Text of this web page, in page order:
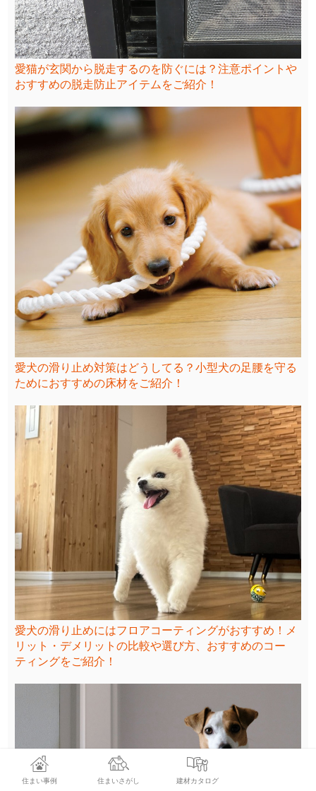
愛猫が玄関から脱走するのを防ぐには？注意ポイントや
おすすめの脱走防止アイテムをご紹介！
愛犬の滑り止め対策はどうしてる？小型犬の足腰を守る
ためにおすすめの床材をご紹介！
愛犬の滑り止めにはフロアコーティングがおすすめ！メ
リット・デメリットの比較や選び方、おすすめのコー
ティングをご紹介！
住まい事例 住まいさがし 建材カタログ